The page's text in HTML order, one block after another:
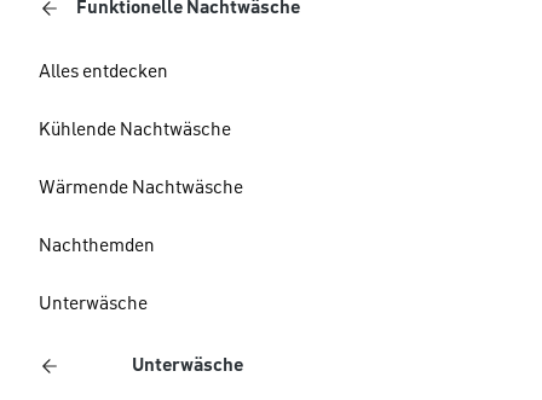
Funktionelle Nachtwäsche
Alles entdecken
Kühlende Nachtwäsche
Wärmende Nachtwäsche
Nachthemden
Unterwäsche
Unterwäsche